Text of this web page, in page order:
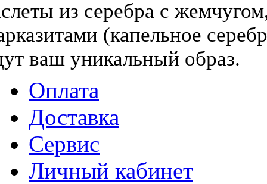
из серебра с
(капельное
ваш уникальный образ.
Оплата
Доставка
Сервис
Личный кабинет